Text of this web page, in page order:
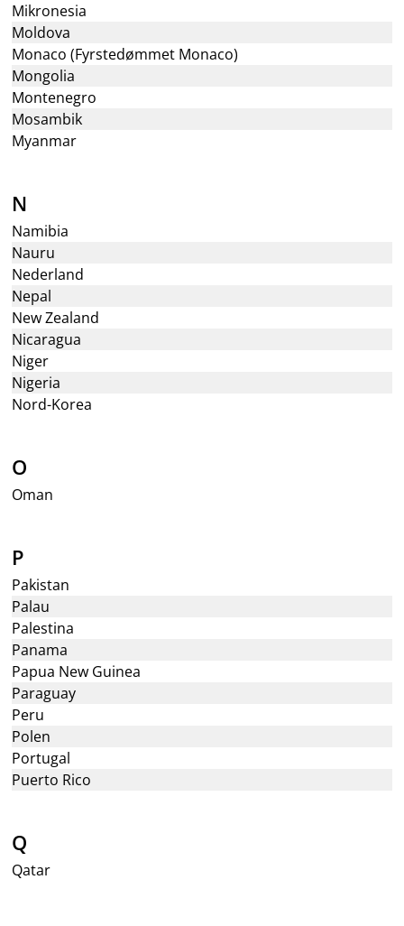
Mikronesia
Moldova
Monaco (Fyrstedømmet Monaco)
Mongolia
Montenegro
Mosambik
Myanmar
N
Namibia
Nauru
Nederland
Nepal
New Zealand
Nicaragua
Niger
Nigeria
Nord-Korea
O
Oman
P
Pakistan
Palau
Palestina
Panama
Papua New Guinea
Paraguay
Peru
Polen
Portugal
Puerto Rico
Q
Qatar